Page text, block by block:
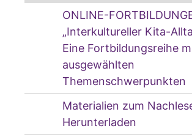
ONLINE-
„Interkultureller Kita-
Eine Fortbildungsreihe
ausgewählten
Themenschwerpunkten
Materialien zum
Herunterladen